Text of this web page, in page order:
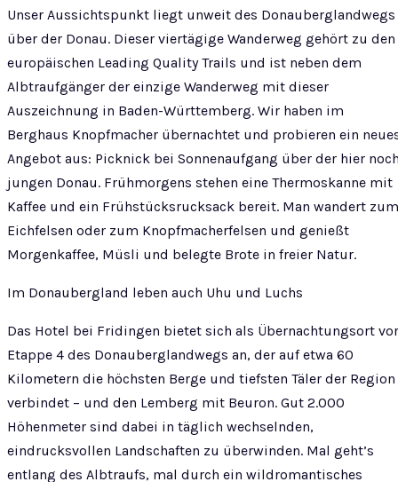
Unser Aussichtspunkt liegt unweit des Donauberglandwegs
über der Donau. Dieser viertägige Wanderweg gehört zu den
europäischen Leading Quality Trails und ist neben dem
Albtraufgänger der einzige Wanderweg mit dieser
Auszeichnung in Baden-Württemberg. Wir haben im
Berghaus Knopfmacher übernachtet und probieren ein
Angebot aus: Picknick bei Sonnenaufgang über der hier
jungen Donau. Frühmorgens stehen eine Thermoskanne mit
Kaffee und ein Frühstücksrucksack bereit. Man wandert zum
Eichfelsen oder zum Knopfmacherfelsen und genießt
Morgenkaffee, Müsli und belegte Brote in freier Natur.
Im Donaubergland leben auch Uhu und Luchs
Das Hotel bei Fridingen bietet sich als Übernachtungsort vor
Etappe 4 des Donauberglandwegs an, der auf etwa 60
Kilometern die höchsten Berge und tiefsten Täler der Region
verbindet – und den Lemberg mit Beuron. Gut 2.000
Höhenmeter sind dabei in täglich wechselnden,
eindrucksvollen Landschaften zu überwinden. Mal geht’s
entlang des Albtraufs, mal durch ein wildromantisches